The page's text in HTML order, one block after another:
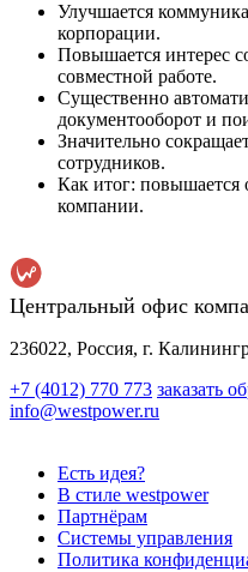
Улучшается
корпорации.
Повышается интерес
совместной работе.
Существенно
документооборот и
Значительно
сотрудников.
Как итог: повышается
компании.
Центральный офис
236022, Россия, г.
+7 (4012) 770 773 заказать
info@westpower.ru
Есть идея?
В стиле westpower
Партнёрам
Системы управления
Политика